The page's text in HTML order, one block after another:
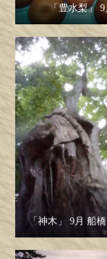
「豊水梨」 9
「神木」 9月 船